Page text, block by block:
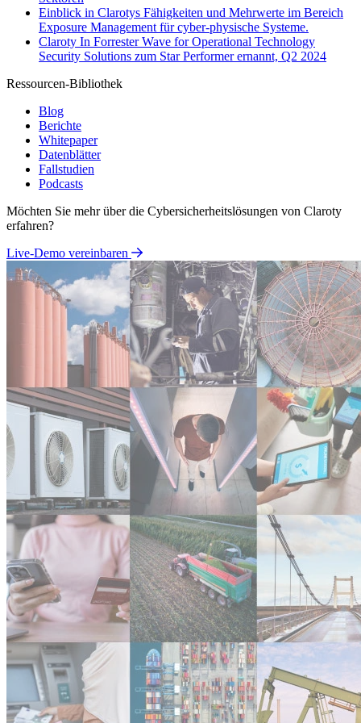
Einblick in Clarotys Fähigkeiten und Mehrwerte im Bereich
Exposure Management für cyber-physische Systeme.
Claroty In Forrester Wave for Operational Technology
Security Solutions zum Star Performer ernannt, Q2 2024
Ressourcen-Bibliothek
Blog
Berichte
Whitepaper
Datenblätter
Fallstudien
Podcasts
Möchten Sie mehr über die Cybersicherheitslösungen von Claroty
erfahren?
Live-Demo vereinbaren